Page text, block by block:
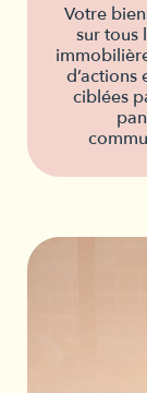
Votre
sur tous
ciblées